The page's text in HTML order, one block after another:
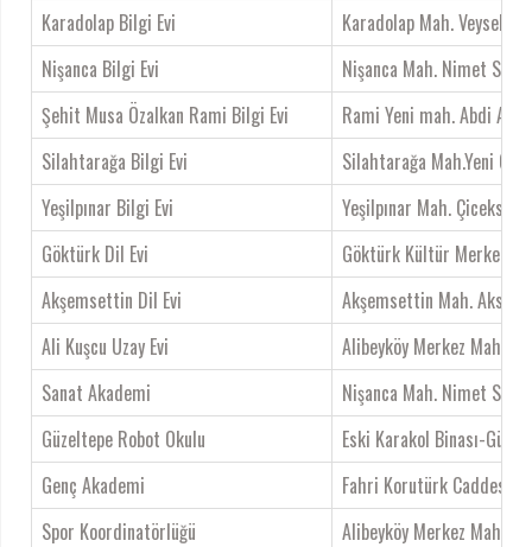
Karadolap Bilgi Evi
Karadolap Mah. Veysel
Nişanca Bilgi Evi
Nişanca Mah. Nimet Sok.
Şehit Musa Özalkan Rami Bilgi Evi
Rami Yeni mah. Abdi
Silahtarağa Bilgi Evi
Silahtarağa Mah.Yeni
Yeşilpınar Bilgi Evi
Yeşilpınar Mah.
Göktürk Dil Evi
Göktürk Kültür Merkezi
Akşemsettin Dil Evi
Akşemsettin Mah.
Ali Kuşcu Uzay Evi
Alibeyköy Merkez Mah.
Sanat Akademi
Nişanca Mah. Nimet Sok.
Güzeltepe Robot Okulu
Eski Karakol Binası-
Genç Akademi
Fahri Korutürk Caddesi
Spor Koordinatörlüğü
Alibeyköy Merkez Mah.